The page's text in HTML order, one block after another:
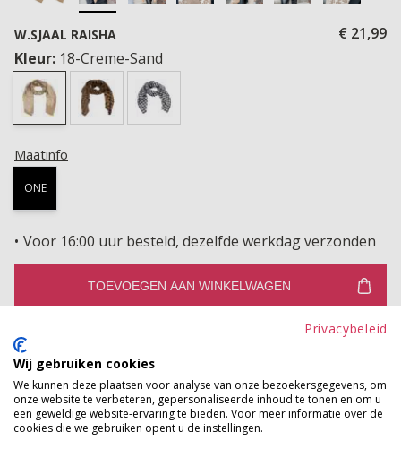
W.SJAAL RAISHA
€ 21,99
Kleur: 18-Creme-Sand
Maatinfo
ONE
Voor 16:00 uur besteld, dezelfde werkdag verzonden
TOEVOEGEN AAN WINKELWAGEN
Gratis ophalen en ruilen in onze winkels
Bekijk voorraad winkel
Privacybeleid
Wij gebruiken cookies
We kunnen deze plaatsen voor analyse van onze bezoekersgegevens, om
onze website te verbeteren, gepersonaliseerde inhoud te tonen en om u
een geweldige website-ervaring te bieden. Voor meer informatie over de
cookies die we gebruiken opent u de instellingen.